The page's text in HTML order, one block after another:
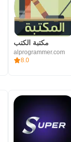
مكتبة الكتب
alprogrammer.com
8.0